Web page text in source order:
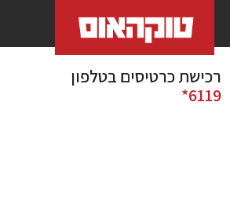
רכישת כרטיסים בטלפון
6119*